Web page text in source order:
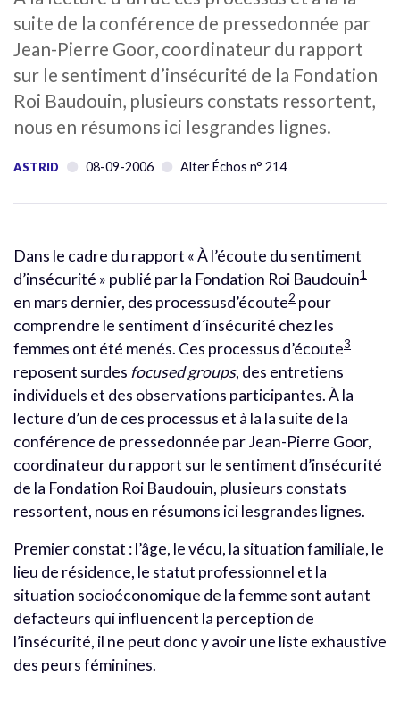
suite de la conférence de pressedonnée par
Jean-Pierre Goor, coordinateur du rapport
sur le sentiment d’insécurité de la Fondation
Roi Baudouin, plusieurs constats ressortent,
nous en résumons ici lesgrandes lignes.
ASTRID 08-09-2006 Alter Échos n° 214
Dans le cadre du rapport « À l’écoute du sentiment
d’insécurité » publié par la Fondation Roi Baudouin1
en mars dernier, des processusd’écoute2 pour
comprendre le sentiment d´insécurité chez les
femmes ont été menés. Ces processus d’écoute3
reposent surdes focused groups, des entretiens
individuels et des observations participantes. À la
lecture d’un de ces processus et à la la suite de la
conférence de pressedonnée par Jean-Pierre Goor,
coordinateur du rapport sur le sentiment d’insécurité
de la Fondation Roi Baudouin, plusieurs constats
ressortent, nous en résumons ici lesgrandes lignes.
Premier constat : l’âge, le vécu, la situation familiale, le
lieu de résidence, le statut professionnel et la
situation socioéconomique de la femme sont autant
defacteurs qui influencent la perception de
l’insécurité, il ne peut donc y avoir une liste exhaustive
des peurs féminines.